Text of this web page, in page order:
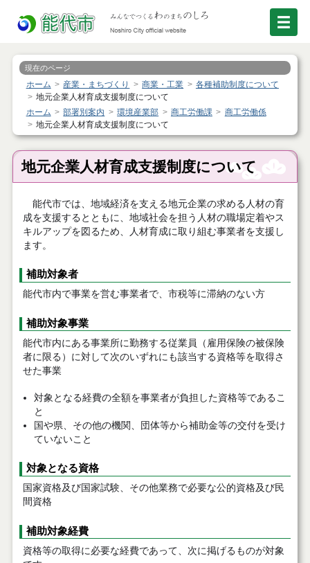
現在のページ
ホーム 産業・まちづくり 商業・工業
各種補助制度について
地元企業人材育成支援制度について
ホーム
部署別案内 環境産業部 商工労働課
商工労働係
地元企業人材育成支援制度について
地元企業人材育成支援制度について
能代市では、地域経済を支える地元企業の求める人材の育
成を支援するとともに、地域社会を担う人材の職場定着やス
キルアップを図るため、人材育成に取り組む事業者を支援し
ます。
補助対象者
能代市内で事業を営む事業者で、市税等に滞納のない方
補助対象事業
能代市内にある事業所に勤務する従業員（雇用保険の被保険
者に限る）に対して次のいずれにも該当する資格等を取得さ
せた事業
対象となる経費の全額を事業者が負担した資格等であるこ
と
国や県、その他の機関、団体等から補助金等の交付を受け
ていないこと
対象となる資格
国家資格及び国家試験、その他業務で必要な公的資格及び民
間資格
補助対象経費
資格等の取得に必要な経費であって、次に掲げるものが対象